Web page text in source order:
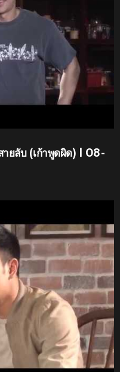
ายลับ (เก้าพูดผิด) | 08-